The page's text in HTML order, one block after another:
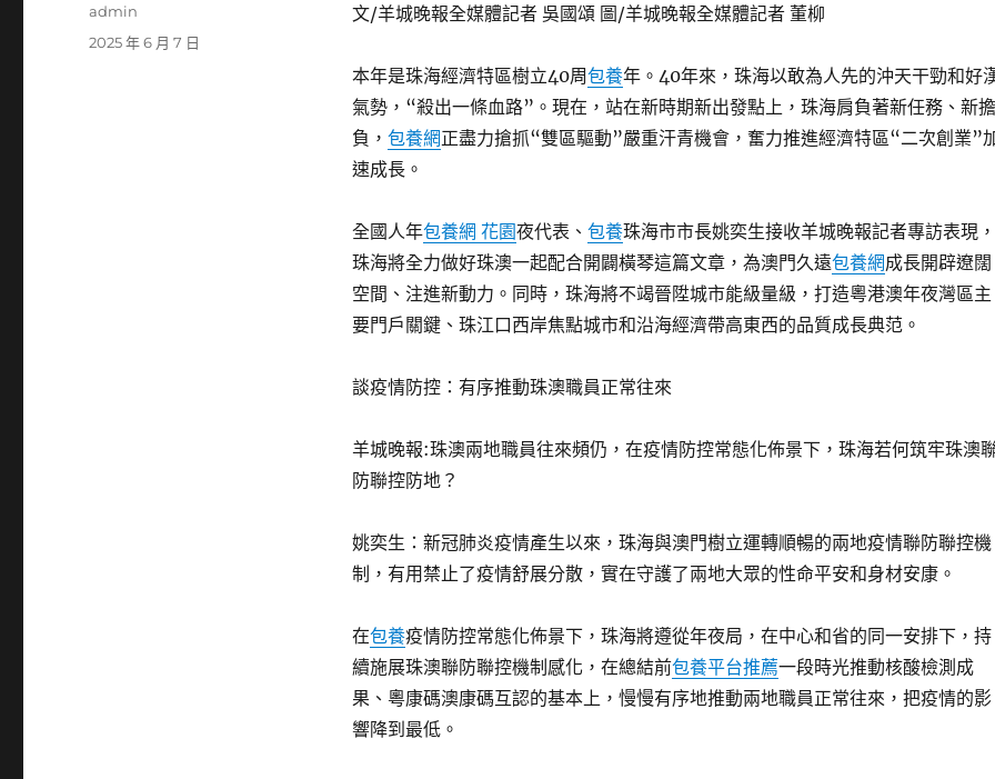
文/羊城晚報全媒體記者 吳國頌 圖/羊城晚報全媒體記者 董柳
本年是珠海經濟特區樹立40周包養年。40年來，珠海以敢為人先的沖天干勁和好
氣勢，“殺出一條血路”。現在，站在新時期新出發點上，珠海肩負著新任務、新擔
負， 包養網正盡力搶抓“雙區驅動”嚴重汗青機會，奮力推進經濟特區“二次創業”
速成長。
全國人年包養網 花園夜代表、 包養珠海市市長姚奕生接收羊城晚報記者專訪表現，
珠海將全力做好珠澳一起配合開闢橫琴這篇文章，為澳門久遠包養網成長開辟遼闊
空間、注進新動力。同時，珠海將不竭晉陞城市能級量級，打造粵港澳年夜灣區主
要門戶關鍵、珠江口西岸焦點城市和沿海經濟帶高東西的品質成長典范。
談疫情防控：有序推動珠澳職員正常往來
羊城晚報:珠澳兩地職員往來頻仍，在疫情防控常態化佈景下，珠海若何筑牢珠澳
防聯控防地？
姚奕生：新冠肺炎疫情產生以來，珠海與澳門樹立運轉順暢的兩地疫情聯防聯控機
制，有用禁止了疫情舒展分散，實在守護了兩地大眾的性命平安和身材安康。
在包養疫情防控常態化佈景下，珠海將遵從年夜局，在中心和省的同一安排下，持
續施展珠澳聯防聯控機制感化，在總結前包養平台推薦一段時光推動核酸檢測成
果、粵康碼澳康碼互認的基本上，慢慢有序地推動兩地職員正常往來，把疫情的影
響降到最低。
作
admin
發
2025 年 6 月 7 日